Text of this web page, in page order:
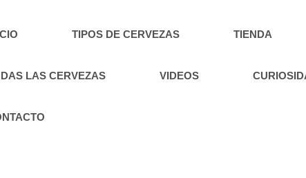
TIPOS DE CERVEZAS TIENDA
LAS CERVEZAS VIDEOS